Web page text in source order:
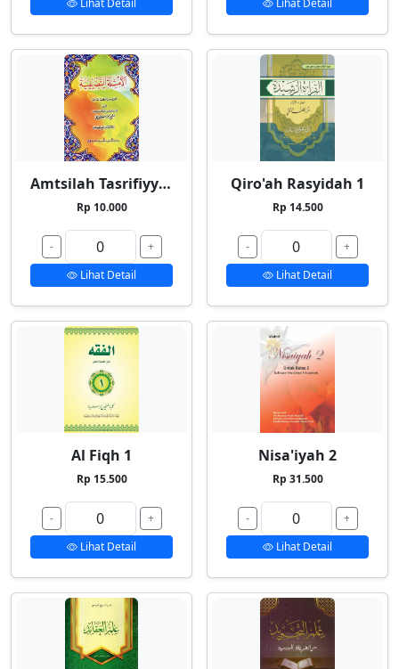
Lihat Detail
Lihat Detail
Amtsilah Tasrifiyyah Besar
Rp 10.000
-
+
Lihat Detail
Qiro'ah Rasyidah 1
Rp 14.500
-
+
Lihat Detail
Al Fiqh 1
Rp 15.500
-
+
Lihat Detail
Nisa'iyah 2
Rp 31.500
-
+
Lihat Detail